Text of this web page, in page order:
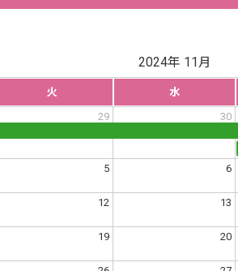
2024年 11月
火 水
29 30
5 6
さなお子様向け※
12 13
19 20